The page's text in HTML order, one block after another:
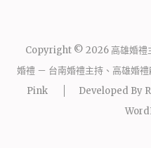
Copyright © 2026 高雄婚禮
婚禮 － 台南婚禮主持、高雄婚
Pink
Developed By